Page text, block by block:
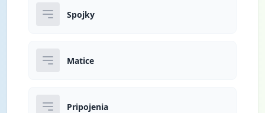
Spojky
Matice
Pripojenia